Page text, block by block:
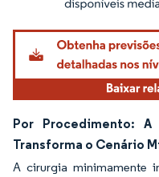
Por Procedimento:
Transforma o Cenário
A cirurgia minimamente